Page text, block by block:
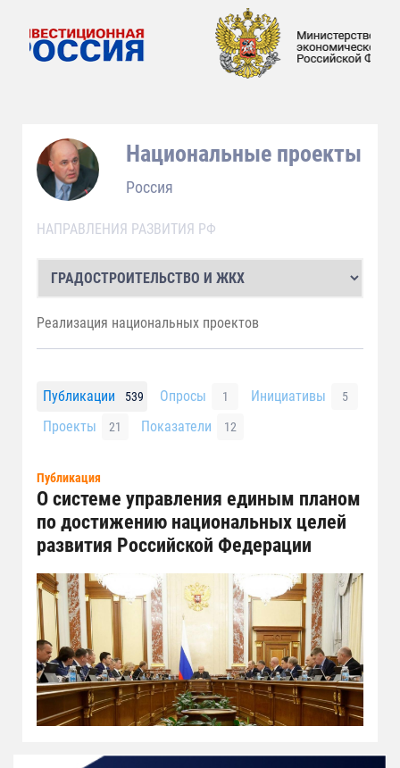
Национальные проекты
Россия
НАПРАВЛЕНИЯ РАЗВИТИЯ РФ
Реализация национальных проектов
Публикации 539 Опросы 1 Инициативы 5
Проекты 21 Показатели 12
Публикация
О системе управления единым планом
по достижению национальных целей
развития Российской Федерации